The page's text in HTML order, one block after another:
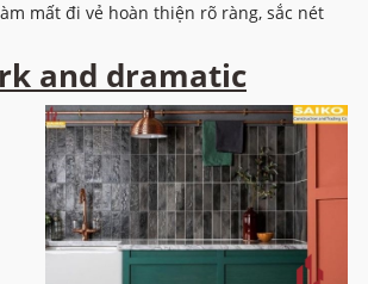
mất đi vẻ hoàn thiện rõ ràng, sắc nét
and dramatic